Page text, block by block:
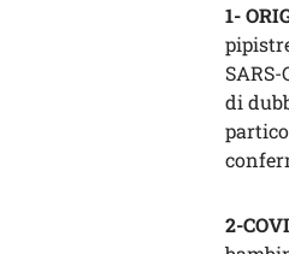
1-
di
2-